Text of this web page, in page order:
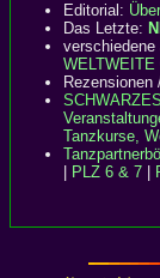
Editorial:
Das Letzte:
verschiedene
WELTWEITE
Rezensionen
Tanzkurse,
PLZ 6 & 7